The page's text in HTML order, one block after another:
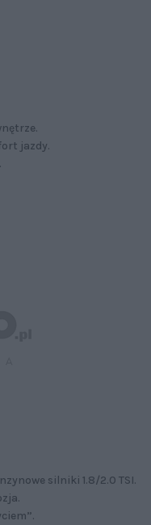
jazdy.
silniki 1.8/2.0 TSI.